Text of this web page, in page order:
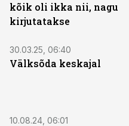
kõik oli ikka nii, nagu
kirjutatakse
30.03.25, 06:40
Välksõda keskajal
10.08.24, 06:01